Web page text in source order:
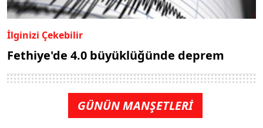
İlginizi Çekebilir
Fethiye'de 4.0 büyüklüğünde deprem
GÜNÜN MANŞETLERİ